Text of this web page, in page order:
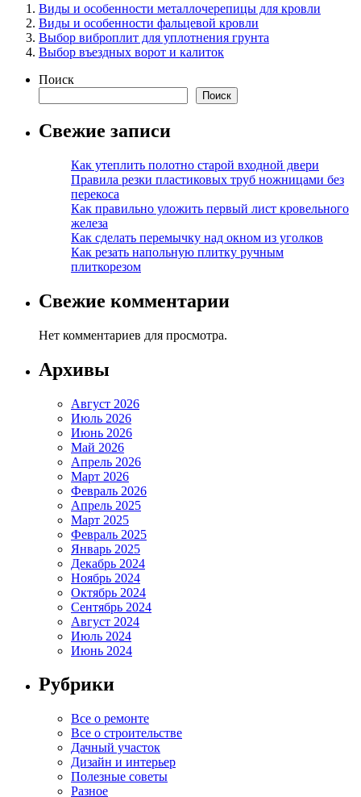
Виды и особенности металлочерепицы для кровли
Виды и особенности фальцевой кровли
Выбор виброплит для уплотнения грунта
Выбор въездных ворот и калиток
Поиск
Поиск
Свежие записи
Как утеплить полотно старой входной двери
Правила резки пластиковых труб ножницами без
перекоса
Как правильно уложить первый лист кровельного
железа
Как сделать перемычку над окном из уголков
Как резать напольную плитку ручным
плиткорезом
Свежие комментарии
Нет комментариев для просмотра.
Архивы
Август 2026
Июль 2026
Июнь 2026
Май 2026
Апрель 2026
Март 2026
Февраль 2026
Апрель 2025
Март 2025
Февраль 2025
Январь 2025
Декабрь 2024
Ноябрь 2024
Октябрь 2024
Сентябрь 2024
Август 2024
Июль 2024
Июнь 2024
Рубрики
Все о ремонте
Все о строительстве
Дачный участок
Дизайн и интерьер
Полезные советы
Разное